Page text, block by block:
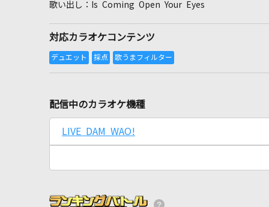
Is Coming Open Your Eyes
対応カラオケコンテンツ
配信中のカラオケ機種
LIVE DAM WAO!